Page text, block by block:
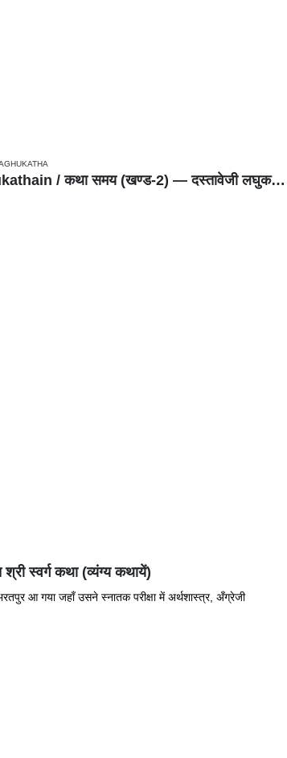
Katha Samay (Khand-2) — Dastaveji Laghukathain / कथा समय (खण्ड-2) — दस्तावेजी लघुकथाएँ
स्वर्ग कथा (व्यंग्य कथायें)
आ गया जहाँ उसने स्‍नातक परीक्षा में अर्थशास्त्र, अँग्रेजी